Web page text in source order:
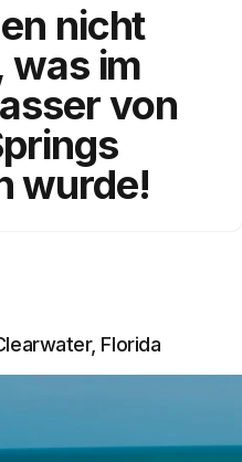
nicht
was im
von
wurde!
Florida